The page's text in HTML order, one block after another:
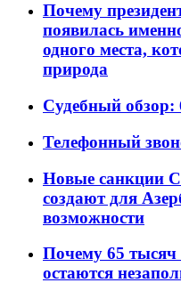
Почему
появилась
одного места,
природа
Судебный обзор:
Телефонный
Новые санкции
создают для
возможности
Почему 65 тысяч
остаются